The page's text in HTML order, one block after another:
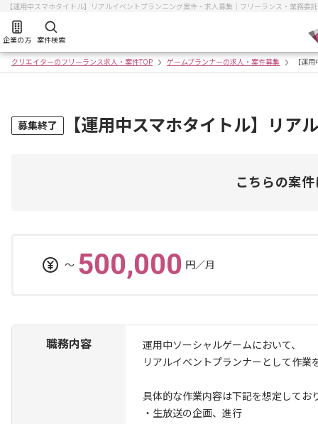
【運用中スマホタイトル】リアルイベントプランニング案件・求人募集｜フリーランス・業務委
企業の方 案件検索
クリエイターのフリーランス求人・案件TOP ゲームプランナーの求人・案件募集 【運
募集終了 【運用中スマホタイトル】リア
こちらの案
〜 500,000 円／月
職務内容
運用中ソーシャルゲームにおいて、
リアルイベントプランナーとして作業
具体的な作業内容は下記を想定してお
・生放送の企画、進行